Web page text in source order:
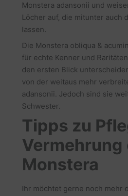
Monstera adansonii und
Löcher auf, die mitunter auch
lassen.
Die Monstera obliqua &
für echte Kenner und
den ersten Blick
von der weitaus mehr
adansonii. Jedoch sind sie
Schwester.
Tipps zu
Vermehrung
Monstera
Ihr möchtet gerne noch mehr